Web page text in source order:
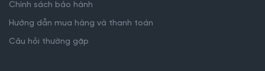
Chính sách bảo hành
Hướng dẫn mua hàng và thanh toán
Câu hỏi thường gặp